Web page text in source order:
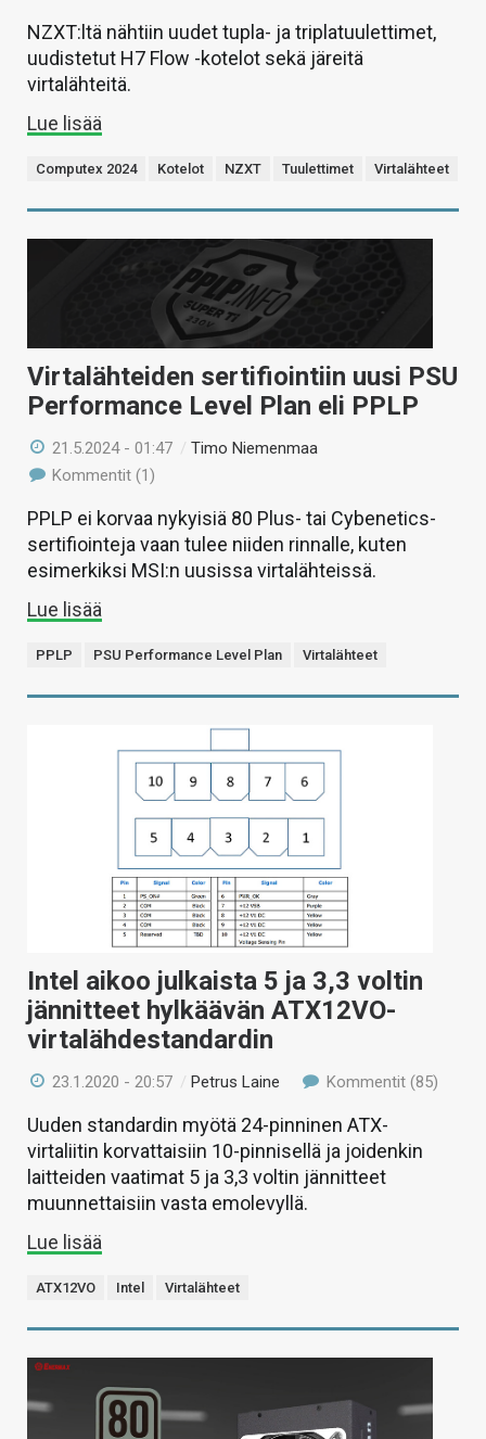
NZXT:ltä nähtiin uudet tupla- ja triplatuulettimet,
uudistetut H7 Flow -kotelot sekä järeitä
virtalähteitä.
Lue lisää
Computex 2024 Kotelot NZXT Tuulettimet Virtalähteet
Virtalähteiden sertifiointiin uusi PSU
Performance Level Plan eli PPLP
21.5.2024 - 01:47 /Timo Niemenmaa
Kommentit (1)
PPLP ei korvaa nykyisiä 80 Plus- tai Cybenetics-
sertifiointeja vaan tulee niiden rinnalle, kuten
esimerkiksi MSI:n uusissa virtalähteissä.
Lue lisää
PPLP PSU Performance Level Plan Virtalähteet
Intel aikoo julkaista 5 ja 3,3 voltin
jännitteet hylkäävän ATX12VO-
virtalähdestandardin
23.1.2020 - 20:57 / Petrus Laine Kommentit (85)
Uuden standardin myötä 24-pinninen ATX-
virtaliitin korvattaisiin 10-pinnisellä ja joidenkin
laitteiden vaatimat 5 ja 3,3 voltin jännitteet
muunnettaisiin vasta emolevyllä.
Lue lisää
ATX12VO Intel Virtalähteet